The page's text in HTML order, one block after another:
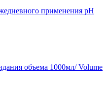
применения pH
объема 1000мл/ Volume